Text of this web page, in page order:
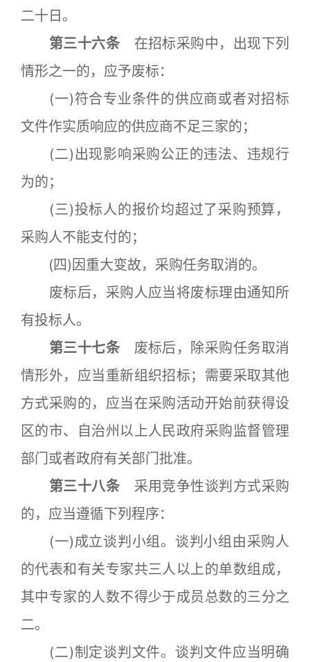
二十日。
第三十六条 在招标采购中，出现下列
情形之一的，应予废标：
(一)符合专业条件的供应商或者对招标
文件作实质响应的供应商不足三家的；
(二)出现影响采购公正的违法、违规行
为的；
(三)投标人的报价均超过了采购预算，
采购人不能支付的；
(四)因重大变故，采购任务取消的。
废标后，采购人应当将废标理由通知所
有投标人。
第三十七条 废标后，除采购任务取消
情形外，应当重新组织招标；需要采取其他
方式采购的，应当在采购活动开始前获得设
区的市、自治州以上人民政府采购监督管理
部门或者政府有关部门批准。
第三十八条 采用竞争性谈判方式采购
的，应当遵循下列程序：
(一)成立谈判小组。谈判小组由采购人
的代表和有关专家共三人以上的单数组成，
其中专家的人数不得少于成员总数的三分之
二。
(二)制定谈判文件。谈判文件应当明确